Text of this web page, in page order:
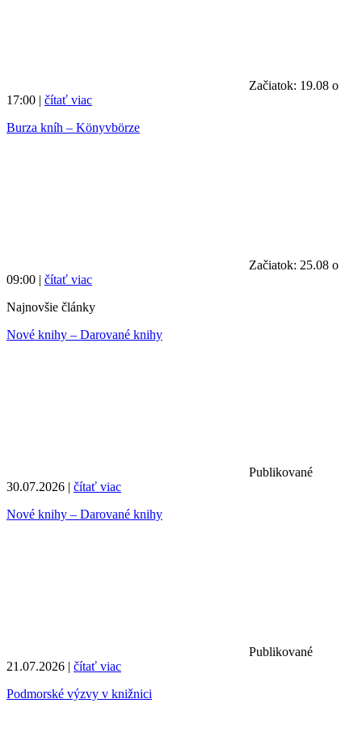
Začiatok: 19.08 o
17:00 | čítať viac
Burza kníh – Könyvbörze
Začiatok: 25.08 o
09:00 | čítať viac
Najnovšie články
Nové knihy – Darované knihy
Publikované
30.07.2026 | čítať viac
Nové knihy – Darované knihy
Publikované
21.07.2026 | čítať viac
Podmorské výzvy v knižnici